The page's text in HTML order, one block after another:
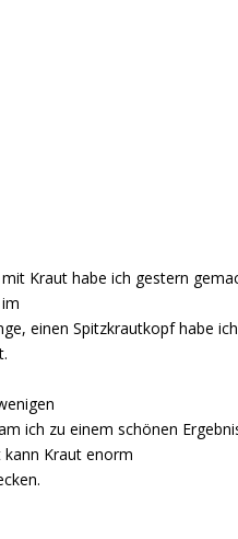
mit Kraut habe ich gestern
einen Spitzkrautkopf habe
ich zu einem schönen
kann Kraut enorm